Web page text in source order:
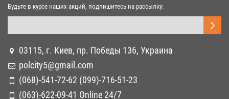
Будьте в курсе наших акций, подпишитесь на рассылку:
03115, г. Киев, пр. Победы 136, Украина
polcity5@gmail.com
(068)-541-72-62 (099)-716-51-23
(063)-622-09-41 Online 24/7